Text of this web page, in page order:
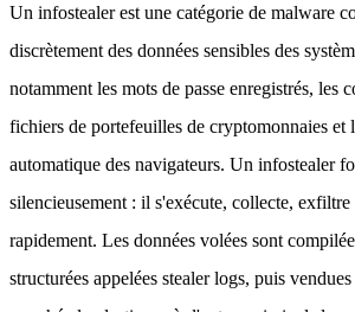
Un infostealer est une catégorie de malware
discrètement des données sensibles des
notamment les mots de passe enregistrés, les
fichiers de portefeuilles de cryptomonnaies et
automatique des navigateurs. Un infostealer
silencieusement : il s'exécute, collecte, exfiltre
rapidement. Les données volées sont
structurées appelées stealer logs, puis